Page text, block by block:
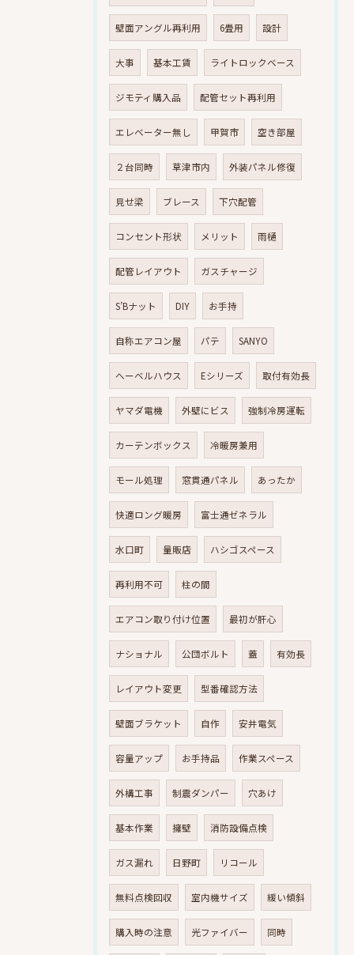
壁面アングル再利用 6畳用 設計
大事 基本工賃 ライトロックベース
ジモティ購入品 配管セット再利用
エレベーター無し 甲賀市 空き部屋
２台同時 草津市内 外装パネル修復
見せ梁 ブレース 下穴配管
コンセント形状 メリット 雨樋
配管レイアウト ガスチャージ
S’Bナット DIY お手持
自称エアコン屋 パテ SANYO
へーベルハウス Eシリーズ 取付有効長
ヤマダ電機 外壁にビス 強制冷房運転
カーテンボックス 冷暖房兼用
モール処理 窓貫通パネル あったか
快適ロング暖房 富士通ゼネラル
水口町 量販店 ハシゴスペース
再利用不可 柱の間
エアコン取り付け位置 最初が肝心
ナショナル 公団ボルト 蓋 有効長
レイアウト変更 型番確認方法
壁面ブラケット 自作 安井電気
容量アップ お手持品 作業スペース
外構工事 制震ダンパー 穴あけ
基本作業 擁壁 消防設備点検
ガス漏れ 日野町 リコール
無料点検回収 室内機サイズ 緩い傾斜
購入時の注意 光ファイバー 同時